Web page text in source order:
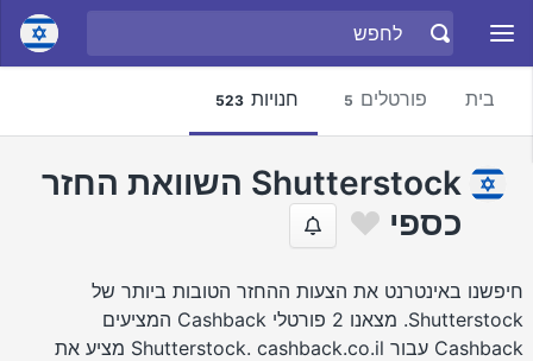
בית פורטלים 5 חנויות 523
Shutterstock השוואת החזר
כספי
חיפשנו באינטרנט את הצעות ההחזר הטובות ביותר של
Shutterstock. מצאנו 2 פורטלי Cashback המציעים
Cashback עבור Shutterstock. cashback.co.il מציע את